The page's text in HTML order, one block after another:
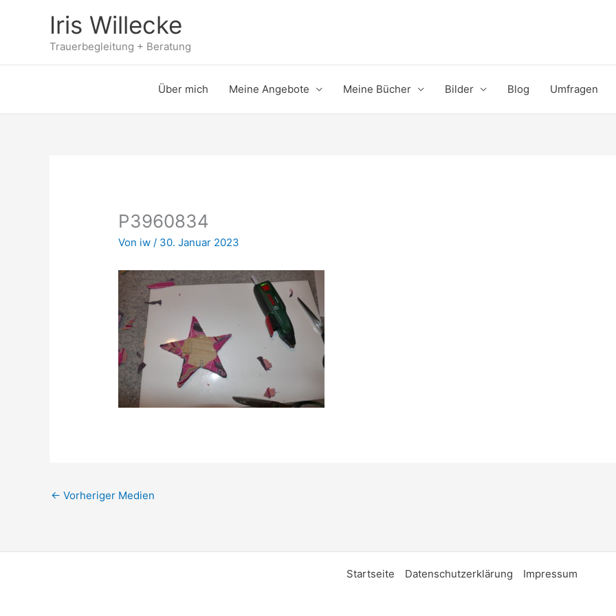
Iris Willecke
Trauerbegleitung + Beratung
Über mich Meine Angebote Meine Bücher Bilder Blog Umfragen
P3960834
Von iw/ 30. Januar 2023
← Vorheriger Medien
Startseite Datenschutzerklärung Impressum